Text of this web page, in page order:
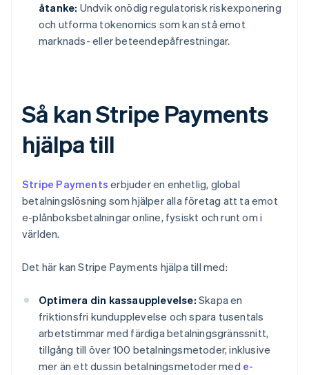
åtanke: Undvik onödig regulatorisk riskexponering
och utforma tokenomics som kan stå emot
marknads- eller beteendepåfrestningar.
Så kan Stripe Payments
hjälpa till
Stripe Payments erbjuder en enhetlig, global
betalningslösning som hjälper alla företag att ta emot
e-plånboksbetalningar online, fysiskt och runt om i
världen.
Det här kan Stripe Payments hjälpa till med:
Optimera din kassaupplevelse: Skapa en
friktionsfri kundupplevelse och spara tusentals
arbetstimmar med färdiga betalningsgränssnitt,
tillgång till över 100 betalningsmetoder, inklusive
mer än ett dussin betalningsmetoder med e-